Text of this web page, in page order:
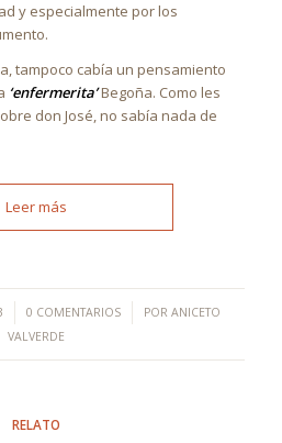
y especialmente por los
tampoco cabía un pensamiento
‘enfermerita’Begoña. Como les
don José, no sabía nada de
Leer más
0 COMENTARIOS
/ POR ANICETO
VALVERDE
RELATO